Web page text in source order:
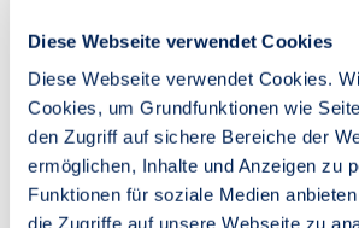
Diese Webseite verwendet Cookies
Diese Webseite verwendet Cookies.
Cookies, um Grundfunktionen wie
den Zugriff auf sichere Bereiche der
ermöglichen, Inhalte und Anzeigen zu
Funktionen für soziale Medien
die Zugriffe auf unsere Webseite zu
Vorschlag eines gemanagten
Das Beratungstool des FONDSPiLOT
Kunden über eine anwenderfreundliche
Fragen. Auf Basis der Antworten
FONDSPiLOT ganz automatisch das